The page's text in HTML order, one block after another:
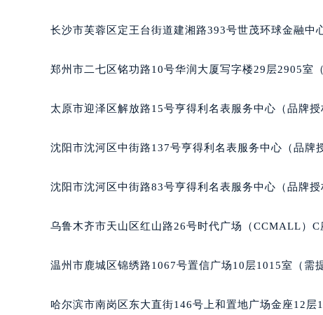
吉林省四平市铁东区紫气大路与南九
吉林省通化市东昌区环通乡江南大街宝
辽宁省鞍山市铁东区站前街宝玑售后
辽宁省朝阳市双塔区新华路宝玑售后
辽宁省抚顺市新抚区东一路宝玑售后
辽宁省葫芦岛市连山区中央路宝玑售
辽宁省辽阳市白塔区新运大街宝玑售后
辽宁省铁岭市银州区南马路宝玑售后服
长沙市芙蓉区定王台街道建湘路393号世茂环球金融中
郑州市二七区铭功路10号华润大厦写字楼29层2905室
太原市迎泽区解放路15号亨得利名表服务中心（品牌授
沈阳市沈河区中街路137号亨得利名表服务中心（品牌
沈阳市沈河区中街路83号亨得利名表服务中心（品牌授
乌鲁木齐市天山区红山路26号时代广场（CCMALL）C
温州市鹿城区锦绣路1067号置信广场10层1015室（需
哈尔滨市南岗区东大直街146号上和置地广场金座12层